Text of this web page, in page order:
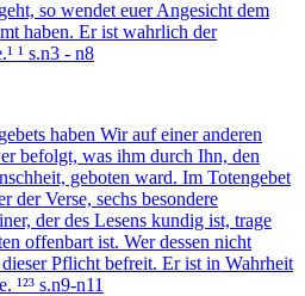
so wendet euer Angesicht dem
haben. Er ist wahrlich der
¹ s.n3 - n8
haben Wir auf einer anderen
befolgt, was ihm durch Ihn, den
geboten ward. Im Totengebet
der Verse, sechs besondere
der des Lesens kundig ist, trage
offenbart ist. Wer dessen nicht
Pflicht befreit. Er ist in Wahrheit
¹²³ s.n9-n11